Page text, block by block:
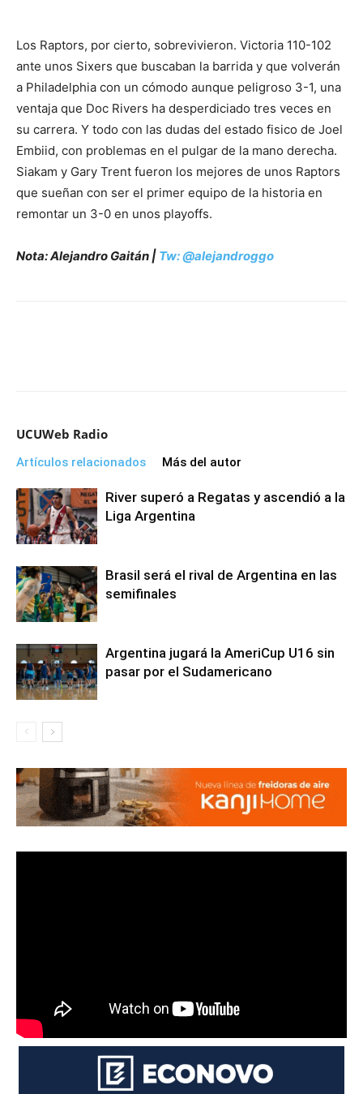
Los Raptors, por cierto, sobrevivieron. Victoria 110-102
ante unos Sixers que buscaban la barrida y que volverán
a Philadelphia con un cómodo aunque peligroso 3-1, una
ventaja que Doc Rivers ha desperdiciado tres veces en
su carrera. Y todo con las dudas del estado fisico de Joel
Embiid, con problemas en el pulgar de la mano derecha. ​​
Siakam y Gary Trent fueron los mejores de unos Raptors
que sueñan con ser el primer equipo de la historia en
remontar un 3-0 en unos playoffs.
Nota: Alejandro Gaitán | Tw: @alejandroggo
UCUWeb Radio
Artículos relacionados Más del autor
River superó a Regatas y ascendió a la
Liga Argentina
Brasil será el rival de Argentina en las
semifinales
Argentina jugará la AmeriCup U16 sin
pasar por el Sudamericano